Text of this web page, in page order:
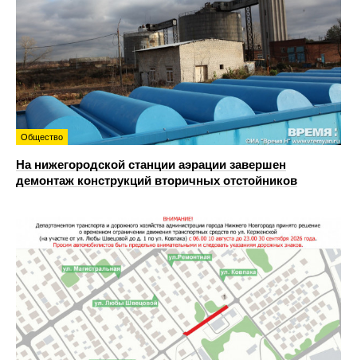
Общество
На нижегородской станции аэрации завершен
демонтаж конструкций вторичных отстойников